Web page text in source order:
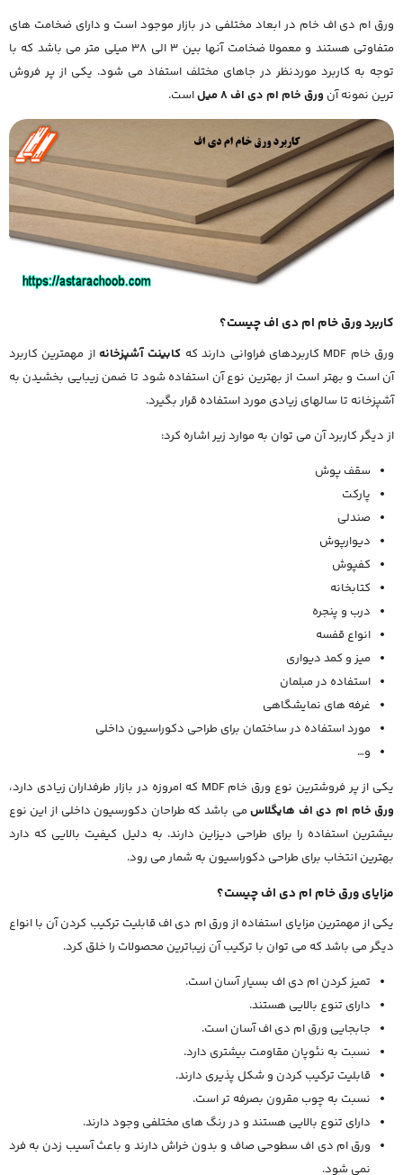
ورق ام دی اف خام در ابعاد مختلفی در بازار موجود است و دارای ضخامت های
متفاوتی هستند و معمولا ضخامت آنها بین 3 الی 38 میلی متر می باشد که با
توجه به کاربرد موردنظر در جاهای مختلف استفاد می شود. یکی از پر فروش
ترین نمونه آن ورق خام ام دی اف 8 میل است.
کاربرد ورق خام ام دی اف چیست؟
ورق خام MDF کاربردهای فراوانی دارند که کابینت آشپزخانه از مهمترین کاربرد
آن است و بهتر است از بهترین نوع آن استفاده شود تا ضمن زیبایی بخشیدن به
آشپزخانه تا سالهای زیادی مورد استفاده قرار بگیرد.
از دیگر کاربرد آن می توان به موارد زیر اشاره کرد:
سقف پوش
پارکت
صندلی
دیوارپوش
کفپوش
کتابخانه
درب و پنجره
انواع قفسه
میز و کمد دیواری
استفاده در مبلمان
غرفه های نمایشگاهی
مورد استفاده در ساختمان برای طراحی دکوراسیون داخلی
و…
یکی از پر فروشترین نوع ورق خام MDF که امروزه در بازار طرفداران زیادی دارد،
ورق خام ام دی اف هایگلاسمی باشد که طراحان دکورسیون داخلی از این نوع
بیشترین استفاده را برای طراحی دیزاین دارند. به دلیل کیفیت بالایی که دارد
بهترین انتخاب برای طراحی دکوراسیون به شمار می رود.
مزایای ورق خام ام دی اف چیست؟
یکی از مهمترین مزایای استفاده از ورق ام دی اف قابلیت ترکیب کردن آن با انواع
دیگر می باشد که می توان با ترکیب آن زیباترین محصولات را خلق کرد.
تمیز کردن ام دی اف بسیار آسان است.
دارای تنوع بالایی هستند.
جابجایی ورق ام دی اف آسان است.
نسبت به نئوپان مقاومت بیشتری دارد.
قابلیت ترکیب کردن و شکل پذیری دارند.
نسبت به چوب مقرون بصرفه تر است.
دارای تنوع بالایی هستند و در رنگ های مختلفی وجود دارند.
ورق ام دی اف سطوحی صاف و بدون خراش دارند و باعث آسیب زدن به فرد
نمی شود.